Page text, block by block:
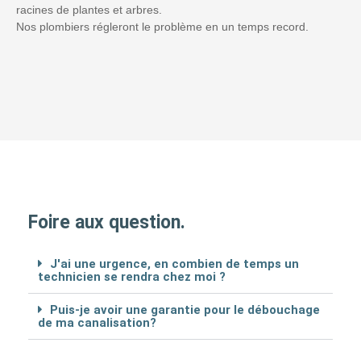
racines de plantes et arbres.
Nos plombiers régleront le problème en un temps record.
Foire aux question.
J'ai une urgence, en combien de temps un
technicien se rendra chez moi ?
Puis-je avoir une garantie pour le débouchage
de ma canalisation?